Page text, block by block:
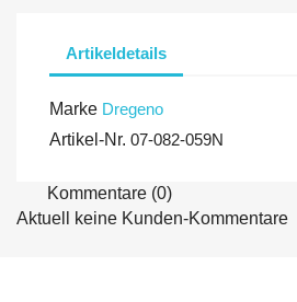
Artikeldetails
Marke Dregeno
Artikel-Nr. 07-082-059N
Kommentare (0)
Aktuell keine Kunden-Kommentare